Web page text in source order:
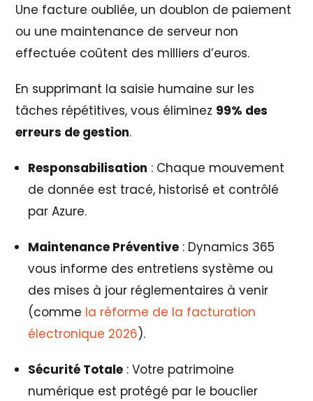
Une facture oubliée, un doublon de paiement
ou une maintenance de serveur non
effectuée coûtent des milliers d’euros.
En supprimant la saisie humaine sur les
tâches répétitives, vous éliminez 99% des
erreurs de gestion.
Responsabilisation : Chaque mouvement
de donnée est tracé, historisé et contrôlé
par Azure.
Maintenance Préventive : Dynamics 365
vous informe des entretiens système ou
des mises à jour réglementaires à venir
(comme la réforme de la facturation
électronique 2026).
Sécurité Totale : Votre patrimoine
numérique est protégé par le bouclier